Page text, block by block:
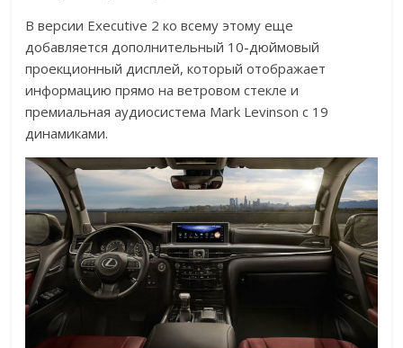
В версии Executive 2 ко всему этому еще
добавляется дополнительный 10-дюймовый
проекционный дисплей, который отображает
информацию прямо на ветровом стекле и
премиальная аудиосистема Mark Levinson с 19
динамиками.